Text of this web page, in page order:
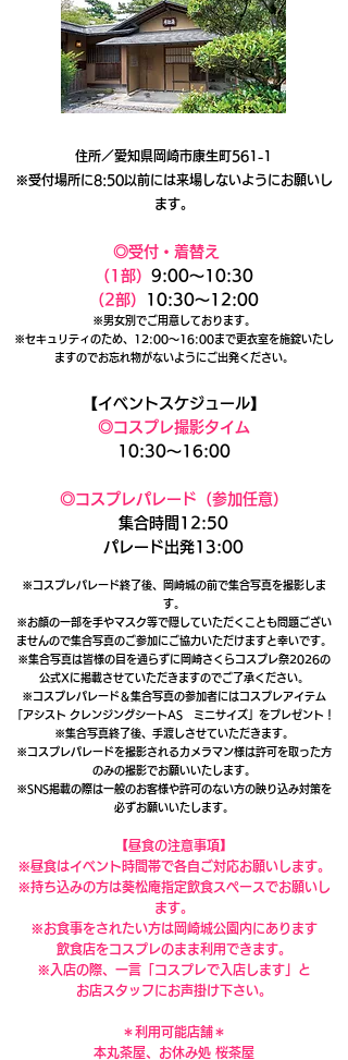
住所／愛知県岡崎市康生町561-1​​
※受付場所に8:50以前には来場しないようにお願いし
ます。
◎受付・着替え
（1部） 9:00〜10:30
（2部）
10:30〜12:00
※男女別でご用意しております。
※セキュリティのため、12:00〜16:00まで更衣室を施錠いたし
ますのでお忘れ物がないようにご出発ください。
【イベントスケジュール】​
◎コスプレ撮影タイム
10:30〜16:00
◎コスプレパレード（参加任意）
集合時間12:50
パレード出発13:00
※コスプレパレード終了後、岡崎城の前で集合写真を撮影しま
す。
※お顔の一部を手やマスク等で隠していただくことも問題ござい
ませんので集合写真のご参加にご協力いただけますと幸いです。
※集合写真は皆様の目を通らずに岡崎さくらコスプレ祭2026の
公式Xに掲載させていただきますのでご了承ください。
※コスプレパレード＆集合写真の参加者にはコスプレアイテム
「アシスト クレンジングシートAS ミニサイズ」をプレゼント！
※集合写真終了後、手渡しさせていただきます。
※コスプレパレードを撮影されるカメラマン様は許可を取った方
のみの撮影でお願いいたします。
※SNS掲載の際は一般のお客様や許可のない方の映り込み対策を
必ずお願いいたします。
【昼食の注意事項】
※昼食はイベント時間帯で各自ご対応お願いします。
※持ち込みの方は葵松庵指定飲食スペースでお願いし
ます。
※お食事をされたい方は岡崎城公園内にあります
飲食店をコスプレのまま利用できます。
※入店の際、一言「コスプレで入店します」と
お店スタッフにお声掛け下さい。
＊利用可能店舗＊
本丸茶屋、お休み処 桜茶屋